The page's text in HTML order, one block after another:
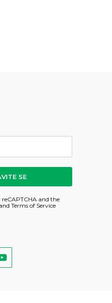
SE
reCAPTCHA and the
and Terms of Service